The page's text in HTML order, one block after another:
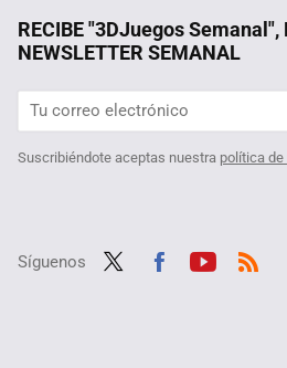
RECIBE "3DJuegos Semanal",
NEWSLETTER SEMANAL
Suscribiéndote aceptas nuestra política
Síguenos